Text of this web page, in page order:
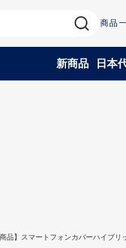
商品
新商品 日本
商品】スマートフォンカバーハイブ